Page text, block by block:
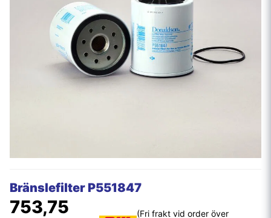
Bränslefilter P551847
753,75